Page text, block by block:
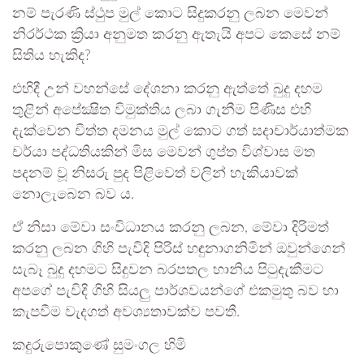
නම් පැරණි ස්ථුප මුල් කොට සිදුකරනු ලබන මෙවන්
නිරර්ථක ක්‍රියා අනුමත කරනු ඇතැයි අපට කෙසේ නම්
සිතිය හැකිද?
එහිදී උන් වහන්සේ දේශනා කරනු ඇත්තේ බුදු දහම
තුළින් අපේක්‍ෂිත විමුක්තිය ලබා ගැනීම පිණිස එහි
දැක්වෙන චිත්ත දමනය මුල් කොට ගත් සදාචාර්යාත්මක
චර්යා පද්ධතියකින් මිස මෙවන් ගුප්ත විශ්වාස මත
පදනම් වූ නිසරු පුද පිළිවෙත් වලින් හැකියාවක්
නොලැබෙන බව ය.
ඒ නිසා මේවා සංවිධානය කරනු ලබන, මේවා දිරිමත්
කරනු ලබන ගිහි පැවිදි පිරිස් හඳුනාගනිමින් ඔවුන්ගෙන්
සැබෑ බුදු දහමට සිදුවන බරපතල හානිය පිටුදැකීමට
අපගේ පැවිදි ගිහි සියලු පාර්ශවයන්ගේ එකමුතු බව හා
කැපවීම වැදගත් අවශ්‍යතාවක්ව පවතී.
කදුරුපොකුණේ සුමංගල හිමි